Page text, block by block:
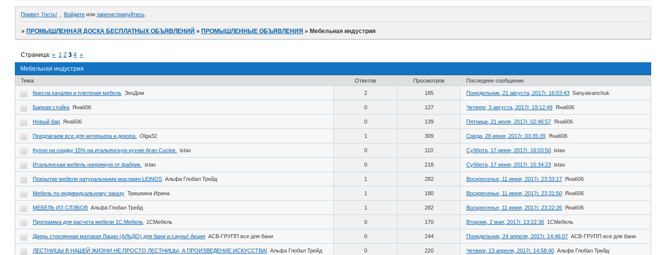
Привет, Гость! Войдите или зарегистрируйтесь
»ПРОМЫШЛЕННАЯ ДОСКА БЕСПЛАТНЫХ ОБЪЯВЛЕНИЙ »ПРОМЫШЛЕННЫЕ ОБЪЯВЛЕНИЯ »Мебельная индустрия
Мебельная индустрия
Страница:« 1 2 3 4 »
Тема Ответов Просмотров Последнее сообщение
Кресла качалки и плетеная мебель ЭкоДом 2 185 Понедельник, 21 августа, 2017г. 16:53:43 Sanyaivanchuk
Барная стойка Яна606 0 127 Четверг, 3 августа, 2017г. 19:12:49 Яна606
Новый бар Яна606 0 139 Пятница, 21 июля, 2017г. 02:46:57 Яна606
Предлагаем все для интерьера и декора. Olga32 1 309 Среда, 28 июня, 2017г. 03:35:39 Яна606
Купон на скидку 15% на итальянскую кухню Aran Cucine. istav 0 110 Суббота, 17 июня, 2017г. 16:03:50 istav
Итальянская мебель напрямую от фабрик. istav 0 218 Суббота, 17 июня, 2017г. 15:34:23 istav
Покрытие мебели натуральными маслами LEINOS Альфа Глобал Трейд 1 282 Воскресенье, 11 июня, 2017г. 23:33:17 Яна606
Мебель по индивидуальному заказу Тришкина Ирина 1 180 Воскресенье, 11 июня, 2017г. 23:31:50 Яна606
МЕБЕЛЬ ИЗ СЛЭБОВ Альфа Глобал Трейд 1 282 Воскресенье, 11 июня, 2017г. 23:22:26 Яна606
Программа для расчета мебели 1С:Мебель 1СМебель 0 170 Вторник, 2 мая, 2017г. 13:22:36 1СМебель
Дверь стеклянная матовая Лацио (АЛЬДО) для бани и сауны! Акция АСВ-ГРУПП все для бани 0 244 Понедельник, 24 апреля, 2017г. 14:46:07 АСВ-ГРУПП все для бани
ЛЕСТНИЦЫ В НАШЕЙ ЖИЗНИ НЕ ПРОСТО ЛЕСТНИЦЫ, А ПРОИЗВЕДЕНИЕ ИСКУССТВА! Альфа Глобал Трейд 0 220 Четверг, 13 апреля, 2017г. 14:58:40 Альфа Глобал Трейд